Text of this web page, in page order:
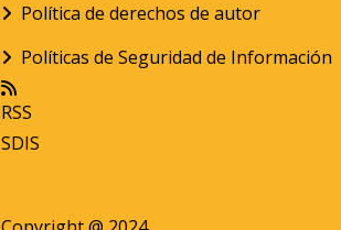
Política de derechos de autor
Políticas de Seguridad de Información
RSS
SDIS